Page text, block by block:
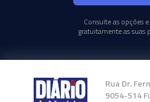
Consulte as opções
gratuitamente as suas
Rua Dr.
9054-514